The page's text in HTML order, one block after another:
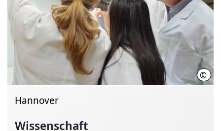
©
Hannover
Wissenschaft